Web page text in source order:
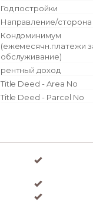
Год постройки
Направление/сторона
Кондоминимум
(ежемесячн.платежи
обслуживание)
рентный доход
Title Deed - Area No
Title Deed - Parcel No